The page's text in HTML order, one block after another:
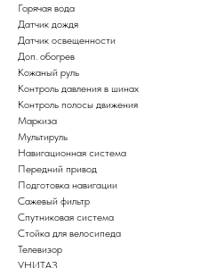
Горячая вода
Датчик дождя
Датчик освещенности
Доп. обогрев
Кожаный руль
Контроль давления в шинах
Контроль полосы движения
Маркиза
Мультируль
Навигационная система
Передний привод
Подготовка навигации
Сажевый фильтр
Спутниковая система
Стойка для велосипеда
Телевизор
УНИТАЗ